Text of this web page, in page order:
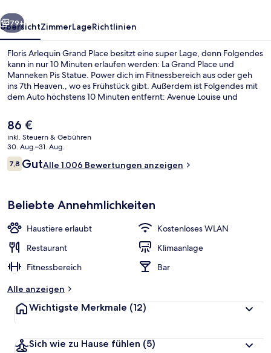
Weiter
79+
ÜbersichtZimmerLageRichtlinien
Floris Arlequin Grand Place besitzt eine super Lage, denn Folgendes
kann in nur 10 Minuten erlaufen werden: La Grand Place und
Manneken Pis Statue. Power dich im Fitnessbereich aus oder geh
ins 7th Heaven., wo es Frühstück gibt. Außerdem ist Folgendes mit
dem Auto höchstens 10 Minuten entfernt: Avenue Louise und
hilfsbereite Personal. Die öffentlichen Verkehrsmittel sind nur einen
kurzen Fußmarsch entfernt: Zur Station De Brouckère sind es 4
Minuten und zur Station Bourse-Beurs 4 Minuten.
Der
aktuelle
Preis
beträgt
86 €.
86 €
inkl. Steuern & Gebühren
30. Aug.–31. Aug.
Bewertungen
7,87,8 von 10.
GutAlle 1.006 Bewertungen anzeigen
Beliebte Annehmlichkeiten
Haustiere erlaubt
Kostenloses WLAN
Restaurant
Klimaanlage
Fitnessbereich
Bar
Alle anzeigen
Wichtigste Merkmale (12)
Sich wie zu Hause fühlen (5)